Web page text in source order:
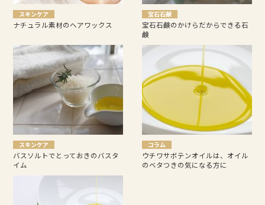
スキンケア
ナチュラル素材のヘアワックス
宝石石鹸
宝石石鹸のかけらだからできる石
鹸
スキンケア
バスソルトでとっておきのバスタ
イム
コラム
ウチワサボテンオイルは、オイル
のベタつきの気になる方に